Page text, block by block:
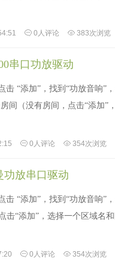
0人评论 383次浏览
串口功放驱动
击 “添加”，找到“功放音响
间（没有房间，点击“添加
0人评论 354次浏览
功放串口驱动
击 “添加”，找到“功放音响
击“添加”，选择一个区域名
0人评论 354次浏览